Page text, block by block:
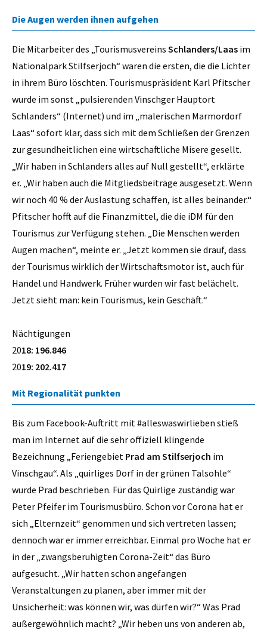
Die Augen werden ihnen aufgehen
Die Mitarbeiter des „Tourismusvereins Schlanders/Laas im
Nationalpark Stilfserjoch“ waren die ersten, die die Lichter
in ihrem Büro löschten. Tourismuspräsident Karl Pfitscher
wurde im sonst „pulsierenden Vinschger Hauptort
Schlanders“ (Internet) und im „malerischen Marmordorf
Laas“ sofort klar, dass sich mit dem Schließen der Grenzen
zur gesundheitlichen eine wirtschaftliche Misere gesellt.
„Wir haben in Schlanders alles auf Null gestellt“, erklärte
er. „Wir haben auch die Mitgliedsbeiträge ausgesetzt. Wenn
wir noch 40 % der Auslastung schaffen, ist alles beinander.“
Pfitscher hofft auf die Finanzmittel, die die iDM für den
Tourismus zur Verfügung stehen. „Die Menschen werden
Augen machen“, meinte er. „Jetzt kommen sie drauf, dass
der Tourismus wirklich der Wirtschaftsmotor ist, auch für
Handel und Handwerk. Früher wurden wir fast belächelt.
Jetzt sieht man: kein Tourismus, kein Geschäft.“
Nächtigungen
2018: 196.846
2019: 202.417
Mit Regionalität punkten
Bis zum Facebook-Auftritt mit #alleswaswirlieben stieß
man im Internet auf die sehr offiziell klingende
Bezeichnung „Feriengebiet Prad am Stilfserjoch im
Vinschgau“. Als „quirliges Dorf in der grünen Talsohle“
wurde Prad beschrieben. Für das Quirlige zuständig war
Peter Pfeifer im Tourismusbüro. Schon vor Corona hat er
sich „Elternzeit“ genommen und sich vertreten lassen;
dennoch war er immer erreichbar. Einmal pro Woche hat er
in der „zwangsberuhigten Corona-Zeit“ das Büro
aufgesucht. „Wir hatten schon angefangen
Veranstaltungen zu planen, aber immer mit der
Unsicherheit: was können wir, was dürfen wir?“ Was Prad
außergewöhnlich macht? „Wir heben uns von anderen ab,